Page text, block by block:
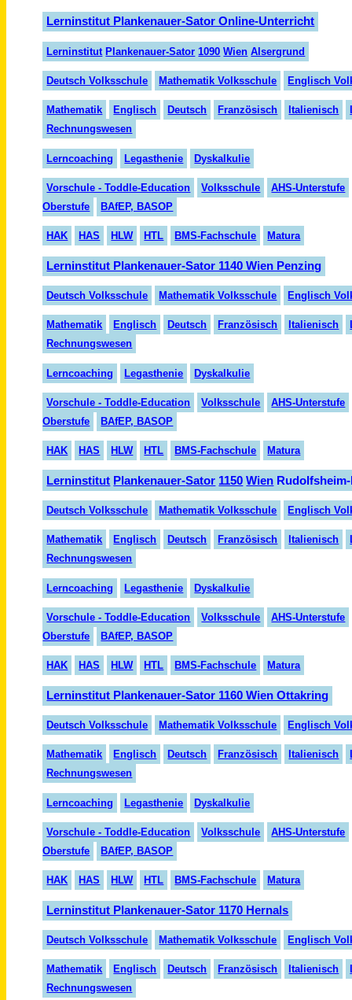
Lerninstitut Plankenauer-Sator Online-Unterricht
Lerninstitut Plankenauer-Sator 1090 Wien Alsergrund
Deutsch Volksschule Mathematik Volksschule Englisch
Mathematik Englisch Deutsch Französisch Italienisch
Rechnungswesen
Lerncoaching Legasthenie Dyskalkulie
Vorschule - Toddle-Education Volksschule
AHS-Unterstufe
Oberstufe
BAfEP, BASOP
HAK HAS HLW HTL BMS-Fachschule Matura
Lerninstitut Plankenauer-Sator 1140 Wien Penzing
Deutsch Volksschule Mathematik Volksschule Englisch
Mathematik Englisch Deutsch Französisch Italienisch
Rechnungswesen
Lerncoaching Legasthenie Dyskalkulie
Vorschule - Toddle-Education Volksschule
AHS-Unterstufe
Oberstufe
BAfEP, BASOP
HAK HAS HLW HTL BMS-Fachschule Matura
Lerninstitut Plankenauer-Sator 1150 Wien
Deutsch Volksschule Mathematik Volksschule Englisch
Mathematik Englisch Deutsch Französisch Italienisch
Rechnungswesen
Lerncoaching Legasthenie Dyskalkulie
Vorschule - Toddle-Education Volksschule
AHS-Unterstufe
Oberstufe
BAfEP, BASOP
HAK HAS HLW HTL BMS-Fachschule Matura
Lerninstitut Plankenauer-Sator 1160 Wien Ottakring
Deutsch Volksschule Mathematik Volksschule Englisch
Mathematik Englisch Deutsch Französisch Italienisch
Rechnungswesen
Lerncoaching Legasthenie Dyskalkulie
Vorschule - Toddle-Education Volksschule
AHS-Unterstufe
Oberstufe
BAfEP, BASOP
HAK HAS HLW HTL BMS-Fachschule Matura
Lerninstitut Plankenauer-Sator 1170 Hernals
Deutsch Volksschule Mathematik Volksschule Englisch
Mathematik Englisch Deutsch Französisch Italienisch
Rechnungswesen